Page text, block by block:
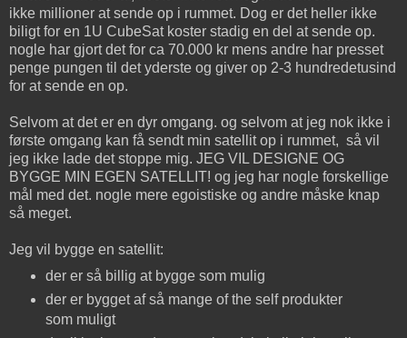
ikke millioner at sende op i rummet. Dog er det heller ikke
biligt for en 1U CubeSat koster stadig en del at sende op.
nogle har gjort det for ca 70.000 kr mens andre har presset
penge pungen til det yderste og giver op 2-3 hundredetusind
for at sende en op.
Selvom at det er en dyr omgang. og selvom at jeg nok ikke i
første omgang kan få sendt min satellit op i rummet, så vil
jeg ikke lade det stoppe mig. JEG VIL DESIGNE OG
BYGGE MIN EGEN SATELLIT! og jeg har nogle forskellige
mål med det. nogle mere egoistiske og andre måske knap
så meget.
Jeg vil bygge en satellit:
der er så billig at bygge som mulig
der er bygget af så mange of the self produkter
som muligt